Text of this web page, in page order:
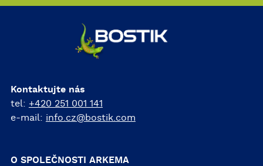
Kontaktujte nás
tel: +420 251 001 141
e-mail: info.cz@bostik.com
O SPOLEČNOSTI ARKEMA